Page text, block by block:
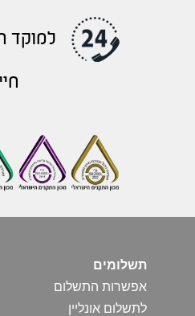
למוקד
חייגו:
תשלומים
אפשרות התשלום
לתשלום אונליין